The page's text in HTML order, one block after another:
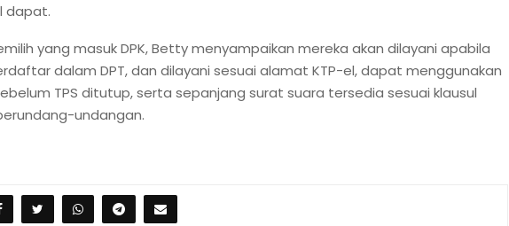
dapat.
yang masuk DPK, Betty menyampaikan mereka akan dilayani apabila
dalam DPT, dan dilayani sesuai alamat KTP-el, dapat menggunakan
TPS ditutup, serta sepanjang surat suara tersedia sesuai klausul
undangan.